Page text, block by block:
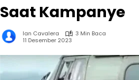
Saat Kampanye
Ian Cavalera
3 Min Baca
11 Desember 2023